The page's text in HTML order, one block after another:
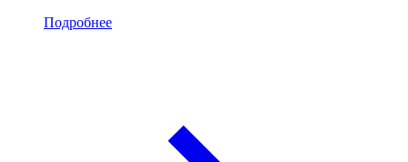
Подробнее